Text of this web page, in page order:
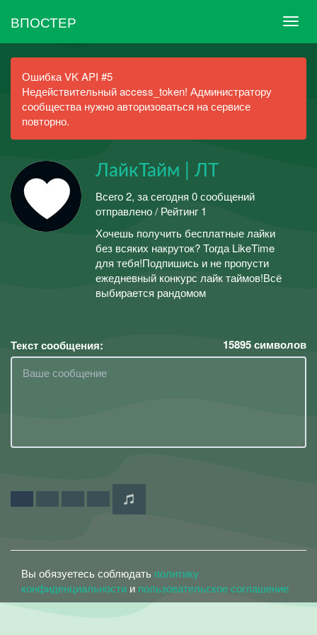
ВПОСТЕР
Ошибка VK API #5
Недействительный access_token! Администратору
сообщества нужно авторизоваться на сервисе
повторно.
ЛайкТайм | ЛТ
Всего 2, за сегодня 0 сообщений
отправлено / Рейтинг 1
Хочешь получить бесплатные лайки
без всяких накруток? Тогда LikeTime
для тебя!Подпишись и не пропусти
ежедневный конкурс лайк таймов!Всё
выбирается рандомом
Текст сообщения: 15895символов
Вы обязуетесь соблюдать политику
конфиденциальности и пользовательское соглашение